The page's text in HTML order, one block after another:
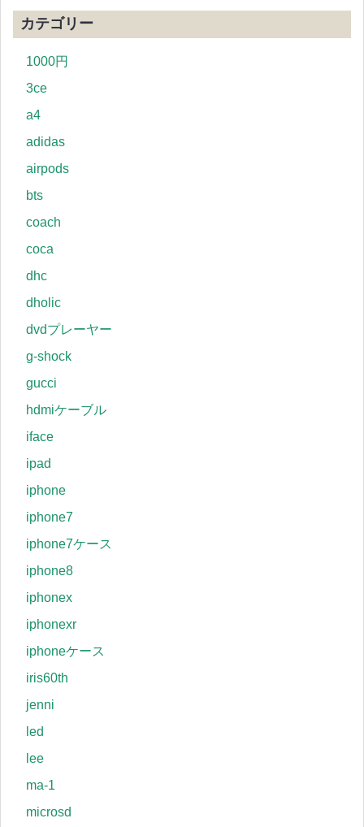
カテゴリー
1000円
3ce
a4
adidas
airpods
bts
coach
coca
dhc
dholic
dvdプレーヤー
g-shock
gucci
hdmiケーブル
iface
ipad
iphone
iphone7
iphone7ケース
iphone8
iphonex
iphonexr
iphoneケース
iris60th
jenni
led
lee
ma-1
microsd